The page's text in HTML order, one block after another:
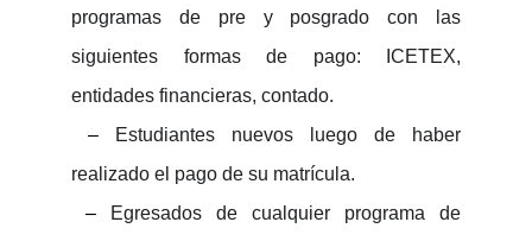
programas de pre y posgrado con las
siguientes formas de pago: ICETEX,
entidades financieras, contado.
–
Estudiantes nuevos luego de haber
realizado el pago de su matrícula.
–
Egresados de cualquier programa de